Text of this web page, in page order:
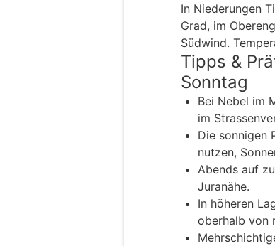
In Niederungen
Grad, im
Südwind.
Tipps &
Sonntag
Bei Nebel im
im
Die sonnigen
nutzen,
Abends auf
Juranähe.
In höheren
oberhalb von